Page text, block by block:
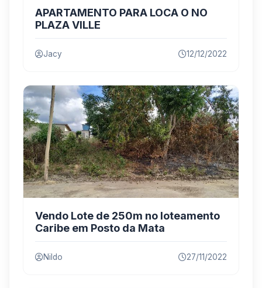
APARTAMENTO PARA LOCA O NO
PLAZA VILLE
Jacy 12/12/2022
Vendo Lote de 250m no loteamento
Caribe em Posto da Mata
Nildo 27/11/2022